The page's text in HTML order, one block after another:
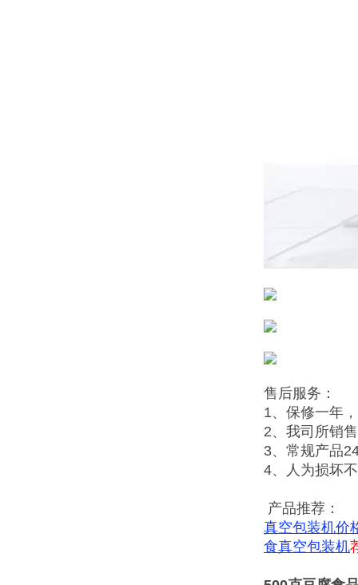
售后服务：
1、保修一年
2、我司所销
3、常规产品
4、人为损坏
产品推荐：
真空包装机价
食真空包装机